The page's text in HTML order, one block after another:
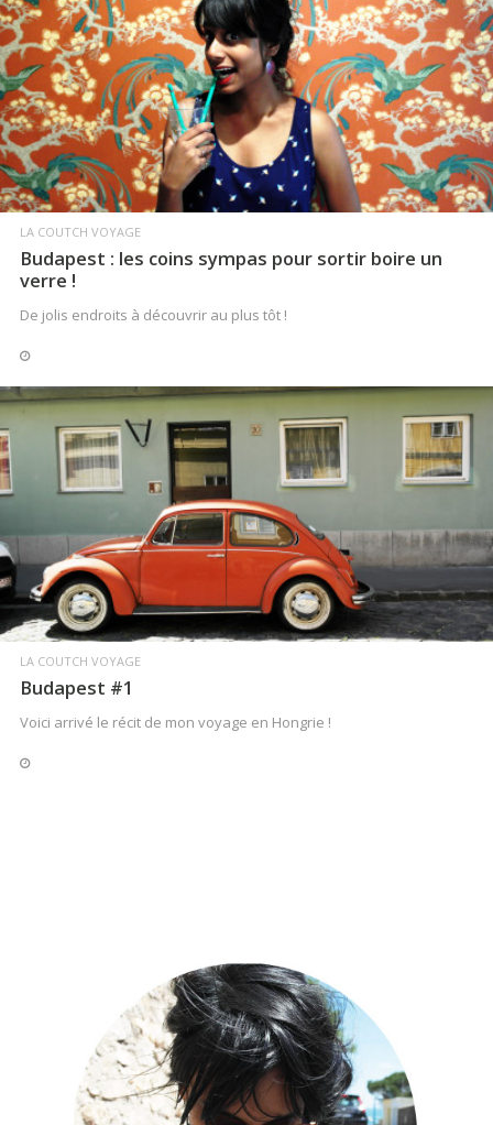
LIRE LA SUITE
LA COUTCH VOYAGE
Budapest : les coins sympas pour sortir boire un
verre !
De jolis endroits à découvrir au plus tôt !
LIRE LA SUITE
LA COUTCH VOYAGE
Budapest #1
Voici arrivé le récit de mon voyage en Hongrie !